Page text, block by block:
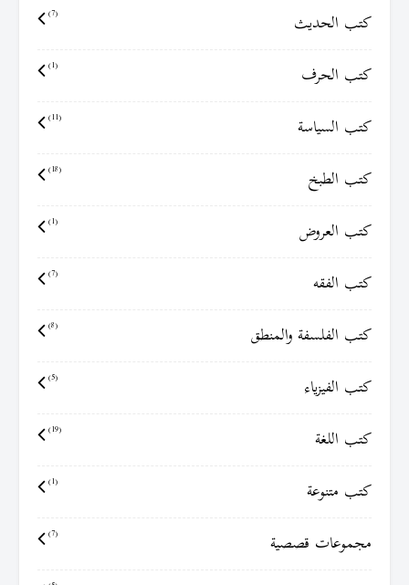
كتب الحديث (7)
كتب الحرف (1)
كتب السياسة (11)
كتب الطبخ (18)
كتب العروض (1)
كتب الفقه (7)
كتب الفلسفة والمنطق (8)
كتب الفيزياء (5)
كتب اللغة (19)
كتب متنوعة (1)
مجموعات قصصية (7)